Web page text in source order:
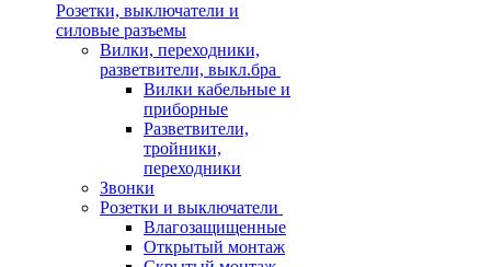
Розетки, выключатели и
силовые разъемы
Вилки, переходники,
разветвители, выкл.бра
Вилки кабельные и
приборные
Разветвители,
тройники,
переходники
Звонки
Розетки и выключатели
Влагозащищенные
Открытый монтаж